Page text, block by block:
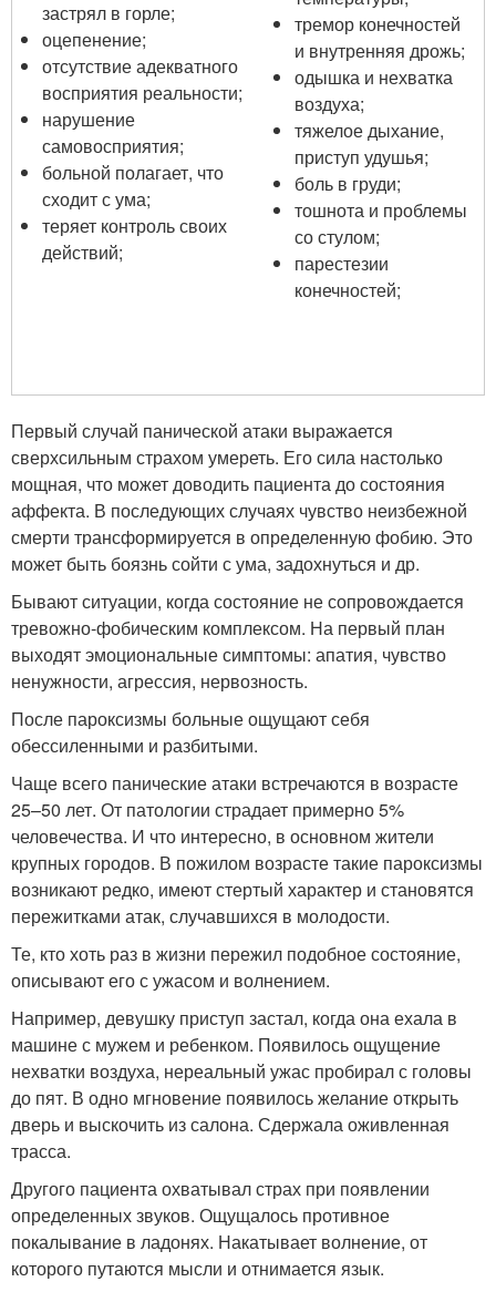
застрял в горле;
оцепенение;
отсутствие адекватного
восприятия реальности;
нарушение
самовосприятия;
больной полагает, что
сходит с ума;
теряет контроль своих
действий;
тремор конечностей
и внутренняя дрожь;
одышка и нехватка
воздуха;
тяжелое дыхание,
приступ удушья;
боль в груди;
тошнота и проблемы
со стулом;
парестезии
конечностей;
Первый случай панической атаки выражается
сверхсильным страхом умереть. Его сила настолько
мощная, что может доводить пациента до состояния
аффекта. В последующих случаях чувство неизбежной
смерти трансформируется в определенную фобию. Это
может быть боязнь сойти с ума, задохнуться и др.
Бывают ситуации, когда состояние не сопровождается
тревожно-фобическим комплексом. На первый план
выходят эмоциональные симптомы: апатия, чувство
ненужности, агрессия, нервозность.
После пароксизмы больные ощущают себя
обессиленными и разбитыми.
Чаще всего панические атаки встречаются в возрасте
25–50 лет. От патологии страдает примерно 5%
человечества. И что интересно, в основном жители
крупных городов. В пожилом возрасте такие пароксизмы
возникают редко, имеют стертый характер и становятся
пережитками атак, случавшихся в молодости.
Те, кто хоть раз в жизни пережил подобное состояние,
описывают его с ужасом и волнением.
Например, девушку приступ застал, когда она ехала в
машине с мужем и ребенком. Появилось ощущение
нехватки воздуха, нереальный ужас пробирал с головы
до пят. В одно мгновение появилось желание открыть
дверь и выскочить из салона. Сдержала оживленная
трасса.
Другого пациента охватывал страх при появлении
определенных звуков. Ощущалось противное
покалывание в ладонях. Накатывает волнение, от
которого путаются мысли и отнимается язык.